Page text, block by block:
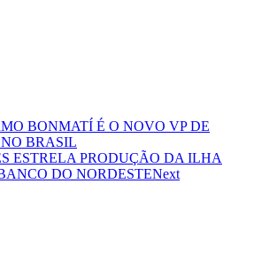
BONMATÍ É O NOVO VP DE
BRASIL
ESTRELA PRODUÇÃO DA ILHA
DO NORDESTENext